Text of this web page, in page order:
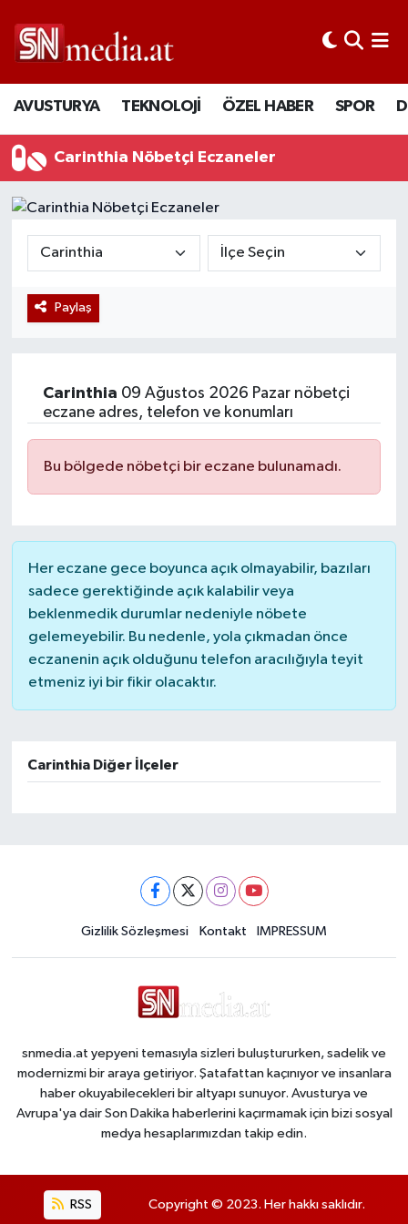
AVUSTURYA TEKNOLOJİ ÖZEL HABER SPOR
Carinthia Nöbetçi Eczaneler
Paylaş
Carinthia 09 Ağustos 2026 Pazar nöbetçi
eczane adres, telefon ve konumları
Bu bölgede nöbetçi bir eczane bulunamadı.
Her eczane gece boyunca açık olmayabilir, bazıları
sadece gerektiğinde açık kalabilir veya
beklenmedik durumlar nedeniyle nöbete
gelemeyebilir. Bu nedenle, yola çıkmadan önce
eczanenin açık olduğunu telefon aracılığıyla teyit
etmeniz iyi bir fikir olacaktır.
Carinthia Diğer İlçeler
Gizlilik Sözleşmesi Kontakt IMPRESSUM
snmedia.at yepyeni temasıyla sizleri buluştururken, sadelik ve
modernizmi bir araya getiriyor. Şatafattan kaçınıyor ve insanlara
haber okuyabilecekleri bir altyapı sunuyor. Avusturya ve
Avrupa'ya dair Son Dakika haberlerini kaçırmamak için bizi sosyal
medya hesaplarımızdan takip edin.
RSS Copyright © 2023. Her hakkı saklıdır.